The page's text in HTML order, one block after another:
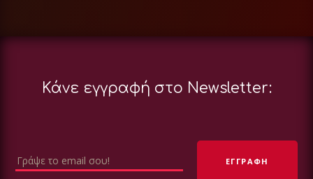
Κάνε εγγραφή στο Newsletter: